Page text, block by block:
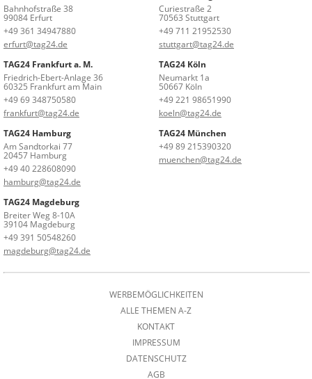
Bahnhofstraße 38
99084 Erfurt
+49 361 34947880
erfurt@tag24.de
Curiestraße 2
70563 Stuttgart
+49 711 21952530
stuttgart@tag24.de
TAG24 Frankfurt a. M.
Friedrich-Ebert-Anlage 36
60325 Frankfurt am Main
+49 69 348750580
frankfurt@tag24.de
TAG24 Köln
Neumarkt 1a
50667 Köln
+49 221 98651990
koeln@tag24.de
TAG24 Hamburg
Am Sandtorkai 77
20457 Hamburg
+49 40 228608090
hamburg@tag24.de
TAG24 München
+49 89 215390320
muenchen@tag24.de
TAG24 Magdeburg
Breiter Weg 8-10A
39104 Magdeburg
+49 391 50548260
magdeburg@tag24.de
WERBEMÖGLICHKEITEN
ALLE THEMEN A-Z
KONTAKT
IMPRESSUM
DATENSCHUTZ
AGB